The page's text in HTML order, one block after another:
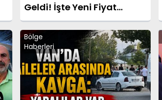
Geldi! İşte Yeni Fiyat
Tarifesi
Bölge
Haberleri